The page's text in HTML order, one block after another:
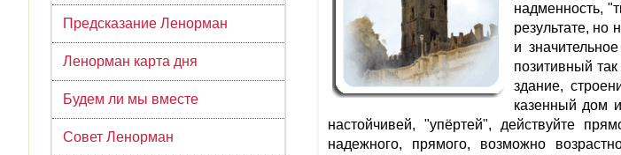
Предсказание Ленорман
Ленорман карта дня
Будем ли мы вместе
Совет Ленорман
надменность,
результате, но
и
позитивный
здание,
казенный дом
настойчивей, "упёртей", действуйте
надежного, прямого, возможно